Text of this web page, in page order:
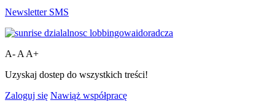
Newsletter SMS
A- A A+
Uzyskaj dostep do wszystkich treści!
Zaloguj się Nawiąż współpracę